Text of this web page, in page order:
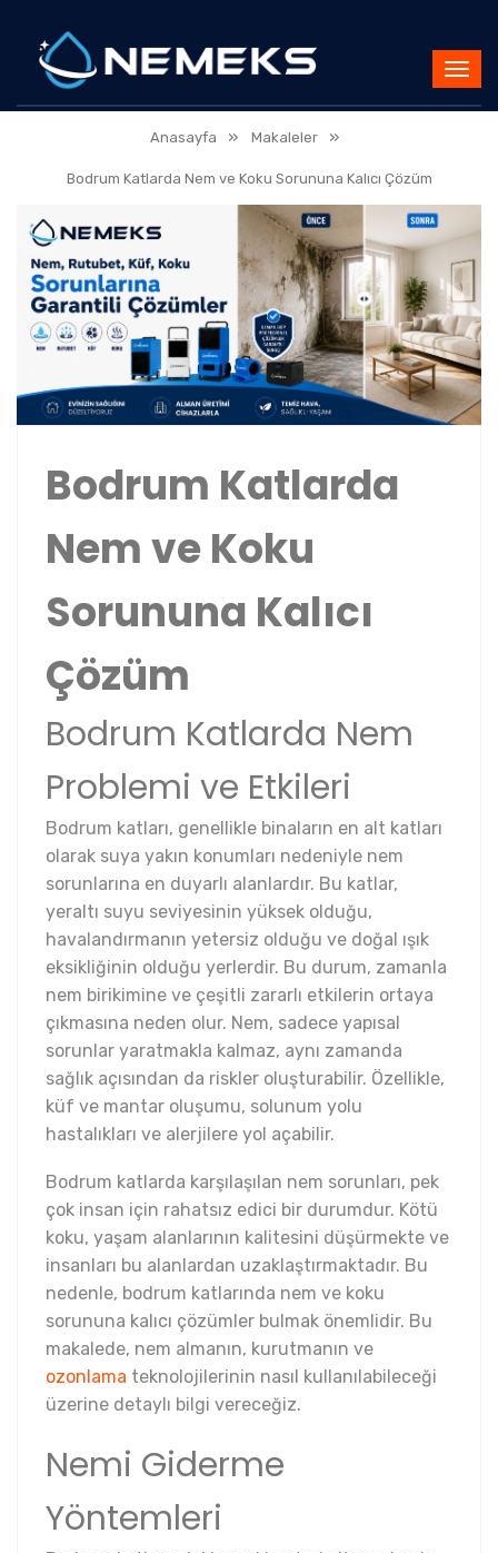
Anasayfa » Makaleler »
Bodrum Katlarda Nem ve Koku Sorununa Kalıcı Çözüm
Bodrum Katlarda
Nem ve Koku
Sorununa Kalıcı
Çözüm
Bodrum Katlarda Nem
Problemi ve Etkileri
Bodrum katları, genellikle binaların en alt katları
olarak suya yakın konumları nedeniyle nem
sorunlarına en duyarlı alanlardır. Bu katlar,
yeraltı suyu seviyesinin yüksek olduğu,
havalandırmanın yetersiz olduğu ve doğal ışık
eksikliğinin olduğu yerlerdir. Bu durum, zamanla
nem birikimine ve çeşitli zararlı etkilerin ortaya
çıkmasına neden olur. Nem, sadece yapısal
sorunlar yaratmakla kalmaz, aynı zamanda
sağlık açısından da riskler oluşturabilir. Özellikle,
küf ve mantar oluşumu, solunum yolu
hastalıkları ve alerjilere yol açabilir.
Bodrum katlarda karşılaşılan nem sorunları, pek
çok insan için rahatsız edici bir durumdur. Kötü
koku, yaşam alanlarının kalitesini düşürmekte ve
insanları bu alanlardan uzaklaştırmaktadır. Bu
nedenle, bodrum katlarında nem ve koku
sorununa kalıcı çözümler bulmak önemlidir. Bu
makalede, nem almanın, kurutmanın ve
ozonlama teknolojilerinin nasıl kullanılabileceği
üzerine detaylı bilgi vereceğiz.
Nemi Giderme
Yöntemleri